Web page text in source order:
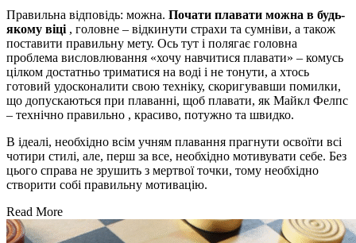
Правильна відповідь: можна. Почати плавати можна в будь-
якому віці , головне – відкинути страхи та сумніви, а також
поставити правильну мету. Ось тут і полягає головна
проблема висловлювання «хочу навчитися плавати» – комусь
цілком достатньо триматися на воді і не тонути, а хтось
готовий удосконалити свою техніку, скоригувавши помилки,
що допускаються при плаванні, щоб плавати, як Майкл Фелпс
– технічно правильно , красиво, потужно та швидко.
В ідеалі, необхідно всім учням плавання прагнути освоїти всі
чотири стилі, але, перш за все, необхідно мотивувати себе. Без
цього справа не зрушить з мертвої точки, тому необхідно
створити собі правильну мотивацію.
Read More